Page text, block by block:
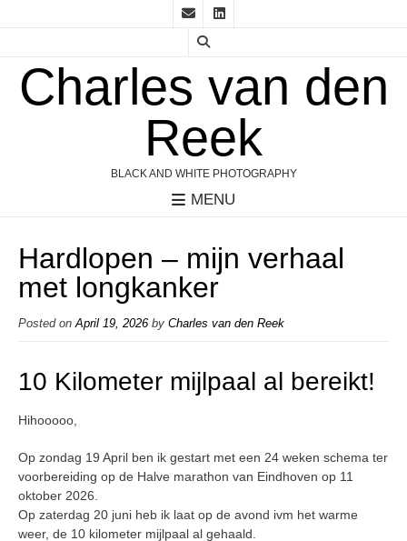
Charles van den
Reek
BLACK AND WHITE PHOTOGRAPHY
MENU
Hardlopen – mijn verhaal
met longkanker
Posted onApril 19, 2026 by Charles van den Reek
10 Kilometer mijlpaal al bereikt!
Hihooooo,
Op zondag 19 April ben ik gestart met een 24 weken schema ter
voorbereiding op de Halve marathon van Eindhoven op 11
oktober 2026.
Op zaterdag 20 juni heb ik laat op de avond ivm het warme
weer, de 10 kilometer mijlpaal al gehaald.